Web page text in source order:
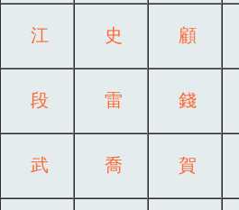
江 史 顧
段 雷 錢
武 喬 賀